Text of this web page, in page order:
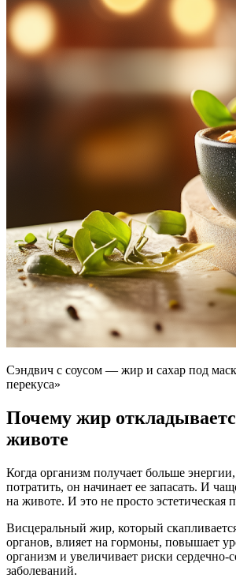
Сэндвич с соусом — жир и сахар под
перекуса»
Почему жир
животе
Когда организм получает больше
потратить, он начинает ее запасать. И
на животе. И это не просто эстетическая
Висцеральный жир, который
органов, влияет на гормоны, повышает
организм и увеличивает риски сердечно-
заболеваний.